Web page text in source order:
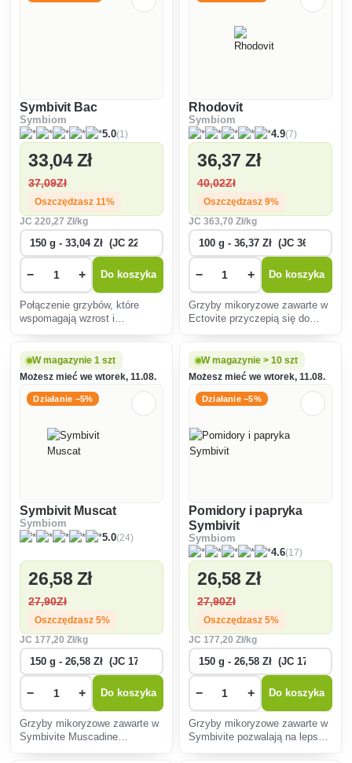
Symbivit Bac
Symbiom
5.0(1)
33,04 Zł
37,09Zł
Oszczędzasz 11%
JC220,27 Zł/kg
− + Do koszyka
Połączenie grzybów, które
wspomagają wzrost i
Rhodovit
Symbiom
4.9(7)
36,37 Zł
40,02Zł
Oszczędzasz 9%
JC 363,70 Zł/kg
− + Do koszyka
Grzyby mikoryzowe zawarte w
Ectovite przyczepią się do
odżywcze z gleby i wspierając
roślinę przez całe jej życie.
W magazynie 1 szt
Możesz mieć we wtorek, 11.08.
Działanie −5%
Symbivit Muscat
Symbiom
5.0(24)
26,58 Zł
27,90Zł
Oszczędzasz 5%
JC177,20 Zł/kg
− + Do koszyka
Grzyby mikoryzowe zawarte w
Symbivite Muscadine
W magazynie > 10 szt
Możesz mieć we wtorek, 11.08.
Działanie −5%
Pomidory i papryka
Symbivit
Symbiom
4.6(17)
26,58 Zł
27,90Zł
Oszczędzasz 5%
JC 177,20 Zł/kg
− + Do koszyka
Grzyby mikoryzowe zawarte w
Symbivite pozwalają na lepsze